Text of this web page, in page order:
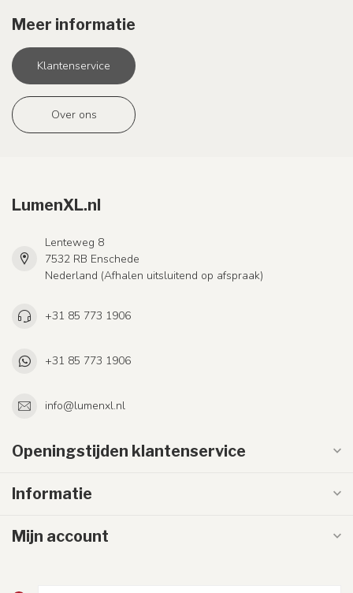
Meer informatie
Klantenservice
Over ons
LumenXL.nl
Lenteweg 8
7532 RB Enschede
Nederland (Afhalen uitsluitend op afspraak)
+31 85 773 1906
+31 85 773 1906
info@lumenxl.nl
Openingstijden klantenservice
Informatie
Mijn account